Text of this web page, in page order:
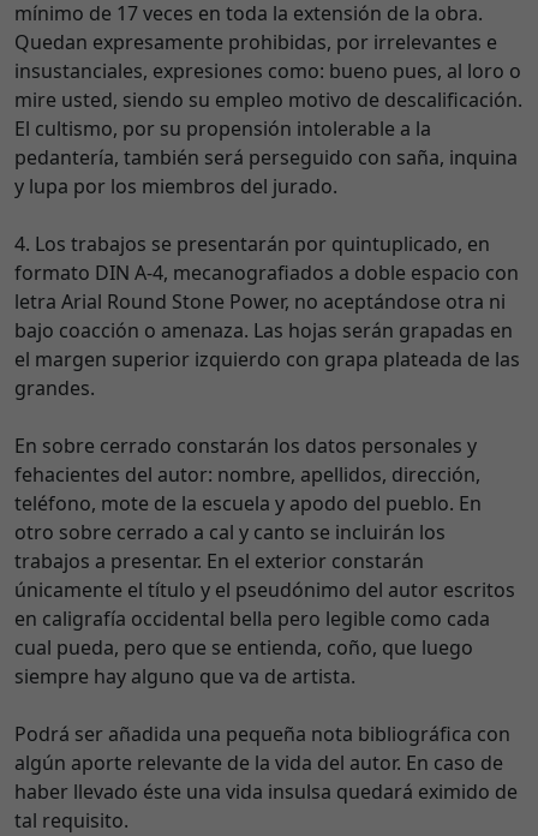
mínimo de 17 veces en toda la extensión de la obra.
Quedan expresamente prohibidas, por irrelevantes e
insustanciales, expresiones como: bueno pues, al loro o
mire usted, siendo su empleo motivo de descalificación.
El cultismo, por su propensión intolerable a la
pedantería, también será perseguido con saña, inquina
y lupa por los miembros del jurado.
4. Los trabajos se presentarán por quintuplicado, en
formato DIN A-4, mecanografiados a doble espacio con
letra Arial Round Stone Power, no aceptándose otra ni
bajo coacción o amenaza. Las hojas serán grapadas en
el margen superior izquierdo con grapa plateada de las
grandes.
En sobre cerrado constarán los datos personales y
fehacientes del autor: nombre, apellidos, dirección,
teléfono, mote de la escuela y apodo del pueblo. En
otro sobre cerrado a cal y canto se incluirán los
trabajos a presentar. En el exterior constarán
únicamente el título y el pseudónimo del autor escritos
en caligrafía occidental bella pero legible como cada
cual pueda, pero que se entienda, coño, que luego
siempre hay alguno que va de artista.
Podrá ser añadida una pequeña nota bibliográfica con
algún aporte relevante de la vida del autor. En caso de
haber llevado éste una vida insulsa quedará eximido de
tal requisito.